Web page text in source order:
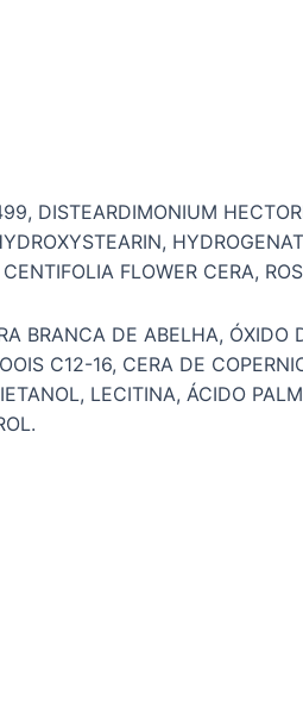
DISTEARDIMONIUM
FLOWER CERA,
BRANCA DE ABELHA, ÓXIDO
C12-16, CERA DE
LECITINA, ÁCIDO